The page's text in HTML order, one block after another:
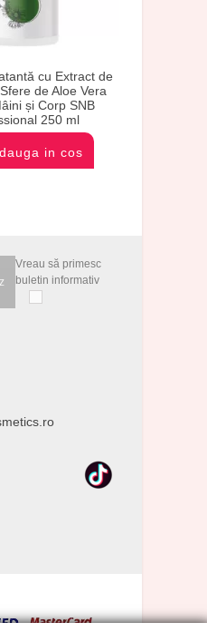
cu Extract de
de Aloe Vera
și Corp SNB
250 ml
in cos
Vreau să primesc
buletin informativ